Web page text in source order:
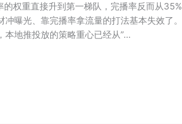
权重直接升到第一梯队，完播率反而从
冲曝光、靠完播率拿流量的打法基本失效了
本地推投放的策略重心已经从”…